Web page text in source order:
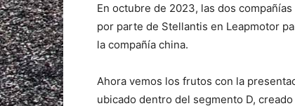
En octubre de 2023, las dos
por parte de Stellantis en Leapmotor
la compañía china.
Ahora vemos los frutos con la
ubicado dentro del segmento D,